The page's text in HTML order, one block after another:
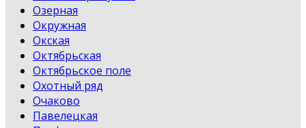
Озерная
Окружная
Окская
Октябрьская
Октябрьское поле
Охотный ряд
Очаково
Павелецкая